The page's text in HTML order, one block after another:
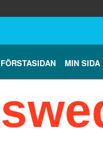
FÖRSTASIDAN MIN SIDA